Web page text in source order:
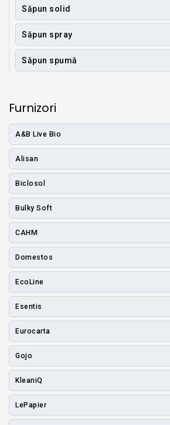
Săpun solid
Săpun spray
Săpun spumă
Furnizori
A&B Live Bio
Alisan
Biclosol
Bulky Soft
CAHM
Domestos
EcoLine
Esentis
Eurocarta
Gojo
KleaniQ
LePapier